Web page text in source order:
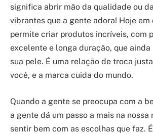
significa abrir mão da qualidade ou
vibrantes que a gente adora! Hoje
permite criar produtos incríveis, com
excelente e longa duração, que ainda
sua pele. É uma relação de troca
você, e a marca cuida do mundo.
Quando a gente se preocupa com a
a gente dá um passo a mais na nossa
sentir bem com as escolhas que faz.